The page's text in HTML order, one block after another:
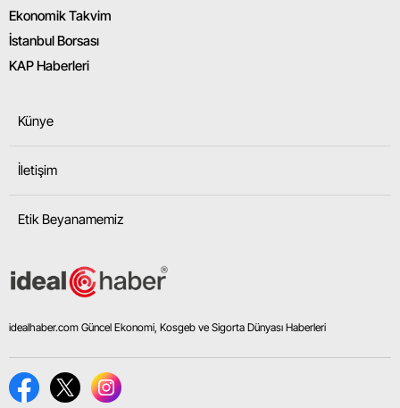
Ekonomik Takvim
İstanbul Borsası
KAP Haberleri
Künye
İletişim
Etik Beyanamemiz
idealhaber.com Güncel Ekonomi, Kosgeb ve Sigorta Dünyası Haberleri